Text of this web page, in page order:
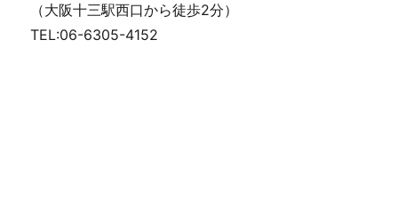
（大阪十三駅西口から徒歩2分）
TEL:06-6305-4152